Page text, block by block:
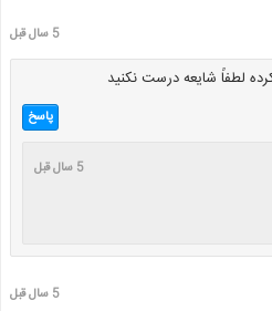
5 سال قبل
لطفاً شایعه درست نکنید
پاسخ
5 سال قبل
5 سال قبل